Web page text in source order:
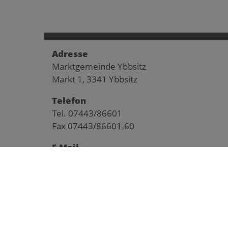
Adresse
Marktgemeinde Ybbsitz
Markt 1, 3341 Ybbsitz
Telefon
Tel. 07443/86601
Fax 07443/86601-60
E-Mail